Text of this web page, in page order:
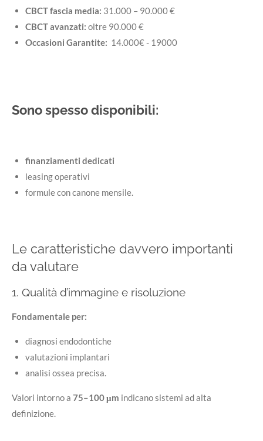
CBCT fascia media: 31.000 – 90.000 €
CBCT avanzati: oltre 90.000 €
Occasioni Garantite: 14.000€ - 19000
Sono spesso disponibili:
finanziamenti dedicati
leasing operativi
formule con canone mensile.
Le caratteristiche davvero importanti
da valutare
1. Qualità d’immagine e risoluzione
Fondamentale per:
diagnosi endodontiche
valutazioni implantari
analisi ossea precisa.
Valori intorno a 75–100 μm indicano sistemi ad alta
definizione.